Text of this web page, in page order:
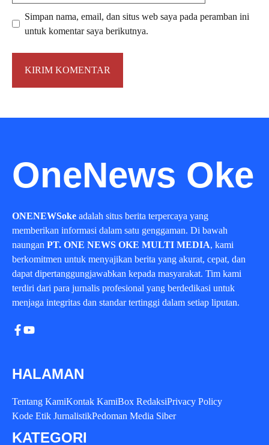
Simpan nama, email, dan situs web saya pada peramban ini
untuk komentar saya berikutnya.
OneNews Oke
ONENEWSoke adalah situs berita terpercaya yang
memberikan informasi dalam satu genggaman. Di bawah
naungan PT. ONE NEWS OKE MULTI MEDIA, kami
berkomitmen untuk menyajikan berita yang akurat, cepat, dan
dapat dipertanggungjawabkan kepada masyarakat. Tim kami
terdiri dari para jurnalis profesional yang berdedikasi untuk
menjaga integritas dan standar tertinggi dalam setiap liputan.
HALAMAN
Tentang KamiKontak KamiBox RedaksiPrivacy Policy
Kode Etik JurnalistikPedoman Media Siber
KATEGORI